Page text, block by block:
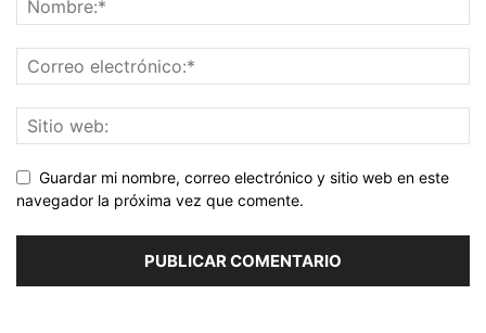
Guardar mi nombre, correo electrónico y sitio web en este
navegador la próxima vez que comente.